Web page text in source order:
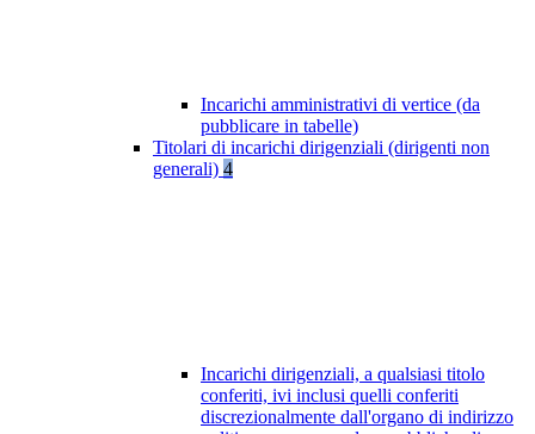
Incarichi amministrativi di vertice (da
pubblicare in tabelle)
Titolari di incarichi dirigenziali (dirigenti non
generali) 4
Incarichi dirigenziali, a qualsiasi titolo
conferiti, ivi inclusi quelli conferiti
discrezionalmente dall'organo di indirizzo